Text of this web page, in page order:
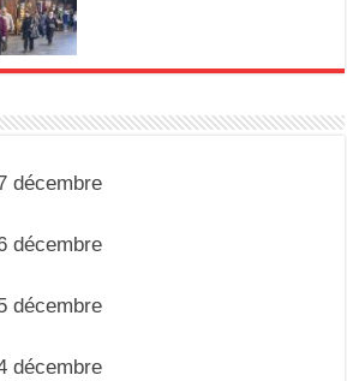
décembre
décembre
décembre
décembre